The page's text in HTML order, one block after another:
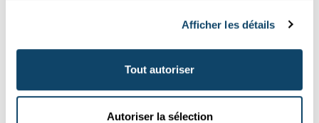
Afficher les détails
Tout autoriser
Autoriser la sélection
Souscrivez à notre newsletter
DE